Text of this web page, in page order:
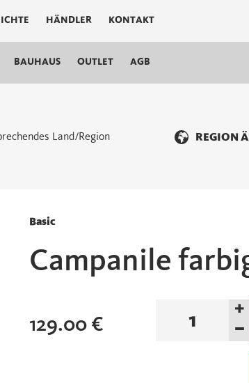
HÄNDLER KONTAKT
BAUHAUS OUTLET AGB
Land/Region
REGION
Basic
Campanile
129.00 €
+
–